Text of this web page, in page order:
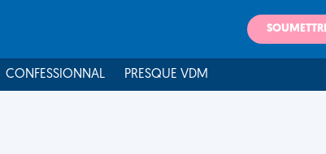
CONFESSIONNAL PRESQUE VDM